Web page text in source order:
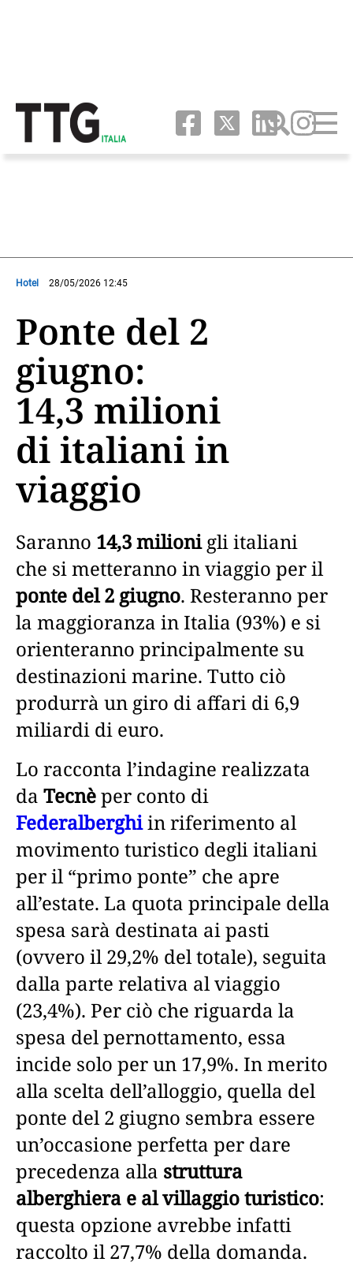
Hotel 28/05/2026 12:45
Ponte del 2
giugno:
14,3 milioni
di italiani in
viaggio
Saranno 14,3 milionigli italiani
che si metteranno in viaggio per il
ponte del 2 giugno. Resteranno per
la maggioranza in Italia (93%) e si
orienteranno principalmente su
destinazioni marine. Tutto ciò
produrrà un giro di affari di 6,9
miliardi di euro.
Lo racconta l’indagine realizzata
da Tecnèper conto di
Federalberghiin riferimento al
movimento turistico degli italiani
per il “primo ponte” che apre
all’estate. La quota principale della
spesa sarà destinata ai pasti
(ovvero il 29,2% del totale), seguita
dalla parte relativa al viaggio
(23,4%). Per ciò che riguarda la
spesa del pernottamento, essa
incide solo per un 17,9%. In merito
alla scelta dell’alloggio, quella del
ponte del 2 giugno sembra essere
un’occasione perfetta per dare
precedenza alla struttura
alberghiera e al villaggio turistico:
questa opzione avrebbe infatti
raccolto il 27,7% della domanda.